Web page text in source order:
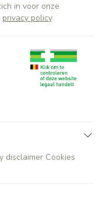
in voor onze
privacy policy.
disclaimer Cookies